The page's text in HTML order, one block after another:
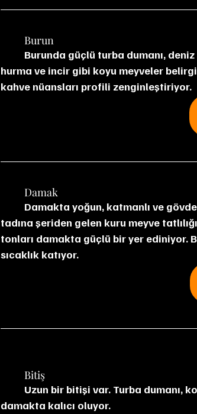
	Burun
hurma ve incir gibi koyu meyveler
kahve nüansları profili zenginleştiriyor.
	Damak
tadına şeriden gelen kuru meyve
tonları damakta güçlü bir yer ediniyor.
sıcaklık katıyor.
	Bitiş
damakta kalıcı oluyor.